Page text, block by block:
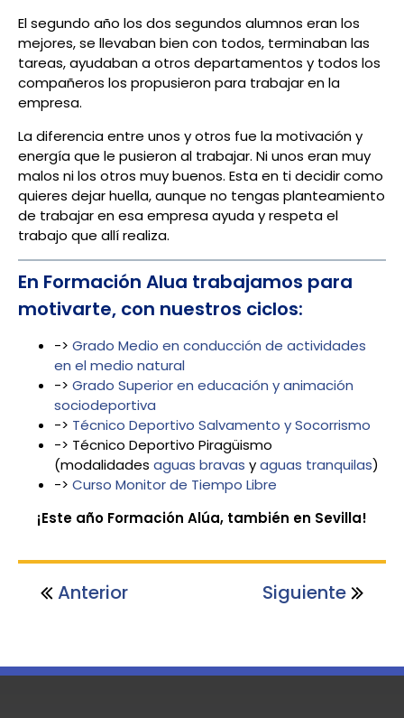
El segundo año los dos segundos alumnos eran los
mejores, se llevaban bien con todos, terminaban las
tareas, ayudaban a otros departamentos y todos los
compañeros los propusieron para trabajar en la
empresa.
La diferencia entre unos y otros fue la motivación y
energía que le pusieron al trabajar. Ni unos eran muy
malos ni los otros muy buenos. Esta en ti decidir como
quieres dejar huella, aunque no tengas planteamiento
de trabajar en esa empresa ayuda y respeta el
trabajo que allí realiza.
En Formación Alua trabajamos para
motivarte, con nuestros ciclos:
-> Grado Medio en conducción de actividades
en el medio natural
-> Grado Superior en educación y animación
sociodeportiva
-> Técnico Deportivo Salvamento y Socorrismo
-> Técnico Deportivo Piragüismo
(modalidades aguas bravas yaguas tranquilas)
-> Curso Monitor de Tiempo Libre
¡Este año Formación Alúa, también en Sevilla!
Anterior Siguiente